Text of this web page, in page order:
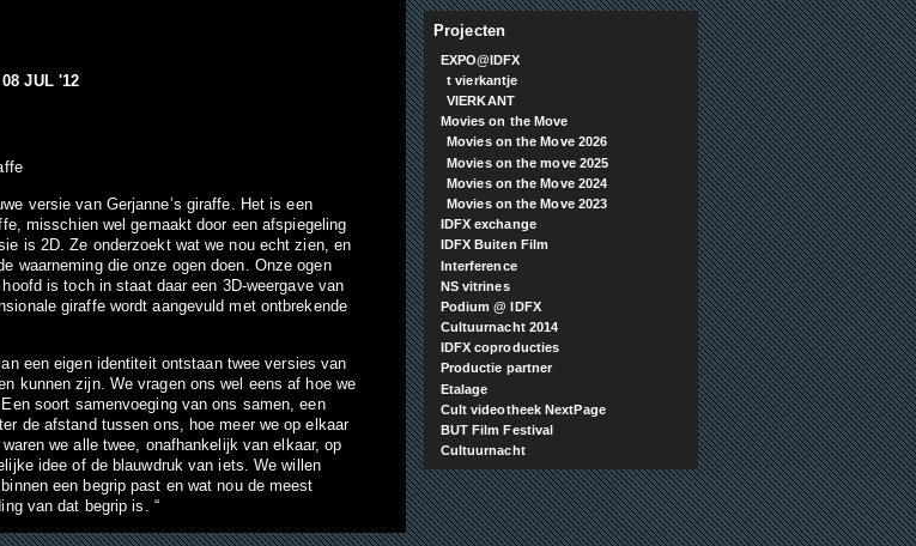
JUL '12
versie van Gerjanne’s giraffe. Het is een
misschien wel gemaakt door een afspiegeling
is 2D. Ze onderzoekt wat we nou echt zien, en
waarneming die onze ogen doen. Onze ogen
is toch in staat daar een 3D-weergave van
giraffe wordt aangevuld met ontbrekende
een eigen identiteit ontstaan twee versies van
kunnen zijn. We vragen ons wel eens af hoe we
soort samenvoeging van ons samen, een
de afstand tussen ons, hoe meer we op elkaar
we alle twee, onafhankelijk van elkaar, op
idee of de blauwdruk van iets. We willen
een begrip past en wat nou de meest
van dat begrip is. “
Projecten
EXPO@IDFX
t vierkantje
VIERKANT
Movies on the Move
Movies on the Move 2026
Movies on the move 2025
Movies on the Move 2024
Movies on the Move 2023
IDFX exchange
IDFX Buiten Film
Interference
NS vitrines
Podium @ IDFX
Cultuurnacht 2014
IDFX coproducties
Productie partner
Etalage
Cult videotheek NextPage
BUT Film Festival
Cultuurnacht